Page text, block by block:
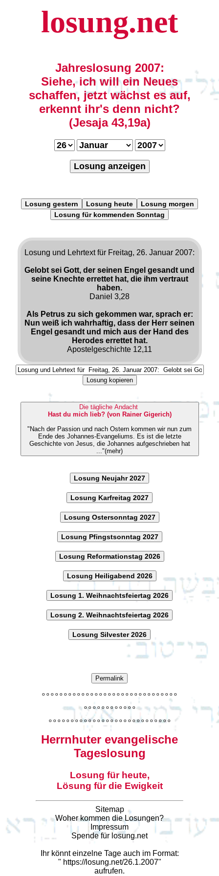
losung.net
Jahreslosung 2007:
Siehe, ich will ein Neues
schaffen, jetzt wächst es auf,
erkennt ihr's denn nicht?
(Jesaja 43,19a)
Losung anzeigen
Losung gestern Losung heute
Losung morgen
Losung für kommenden Sonntag
Losung und Lehrtext für Freitag, 26. Januar 2007:
Gelobt sei Gott, der seinen Engel gesandt und
seine Knechte errettet hat, die ihm vertraut
haben.
Daniel 3,28
Als Petrus zu sich gekommen war, sprach er:
Nun weiß ich wahrhaftig, dass der Herr seinen
Engel gesandt und mich aus der Hand des
Herodes errettet hat.
Apostelgeschichte 12,11
Losung kopieren
Die tägliche Andacht
Hast du mich lieb? (von Rainer Gigerich)
"Nach der Passion und nach Ostern kommen wir nun zum
Ende des Johannes-Evangeliums. Es ist die letzte
Geschichte von Jesus, die Johannes aufgeschrieben hat
..."(mehr)
Losung Neujahr 2027
Losung Karfreitag 2027
Losung Ostersonntag 2027
Losung Pfingstsonntag 2027
Losung Reformationstag 2026
Losung Heiligabend 2026
Losung 1. Weihnachtsfeiertag 2026
Losung 2. Weihnachtsfeiertag 2026
Losung Silvester 2026
Permalink
o o o o o o o o o o o o o o o o o o o o o o o o o o o o o o o
o o o o o o o o o o o o
o o o o o o o o o o o o o o o o o o o o o o o o o o o o
Herrnhuter evangelische
Tageslosung
Losung für heute,
Lösung für die Ewigkeit
Sitemap
Woher kommen die Losungen?
Impressum
Spende für losung.net
Ihr könnt einzelne Tage auch im Format:
" https://losung.net/26.1.2007"
aufrufen.